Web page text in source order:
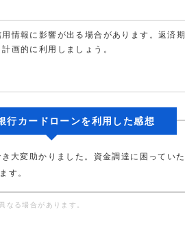
情報に影響が出る場合があります。返済
画的に利用しましょう。
行カードローンを利用した感想
大変助かりました。資金調達に困ってい
す。
なる場合があります。